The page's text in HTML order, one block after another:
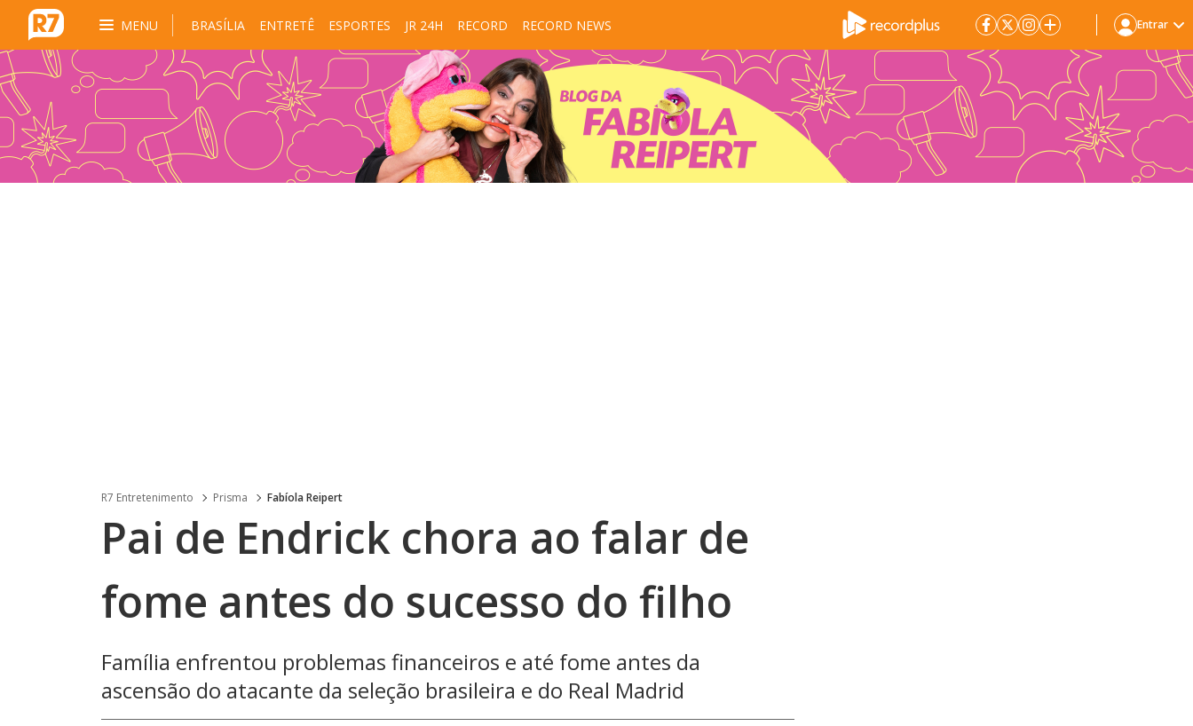
MENU BRASÍLIA ENTRETÊ ESPORTES JR 24H RECORD RECORD NEWS Entrar
R7 Entretenimento Prisma Fabíola Reipert
Pai de Endrick chora ao falar de
fome antes do sucesso do filho
Família enfrentou problemas financeiros e até fome antes da
ascensão do atacante da seleção brasileira e do Real Madrid